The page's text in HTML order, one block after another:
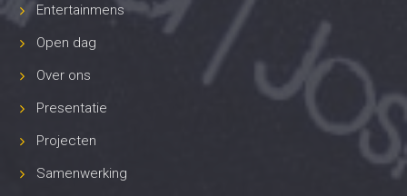
Entertainmens
Open dag
Over ons
Presentatie
Projecten
Samenwerking